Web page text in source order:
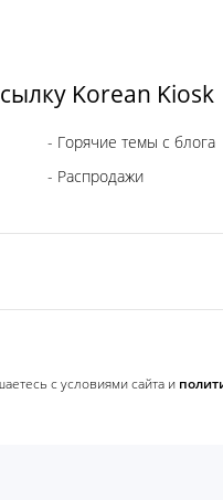
Korean Kiosk
- Горячие темы с блога
- Распродажи
c условиями сайта и